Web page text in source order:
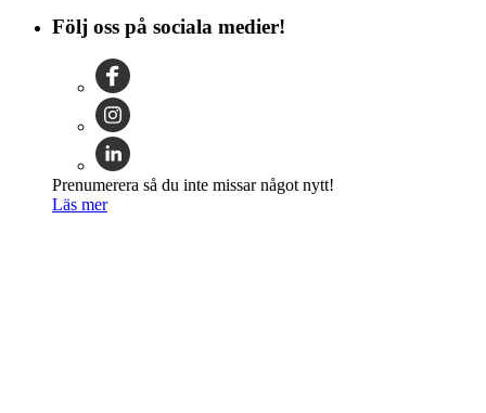
Följ oss på sociala medier!
Prenumerera så du inte missar något nytt!
Läs mer